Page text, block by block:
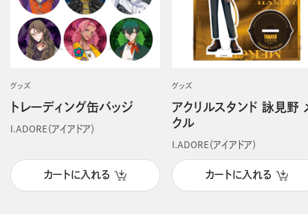
グッズ
トレーディング缶バッジ
I.ADORE（アイアドア）
カートに入れる
グッズ
アクリルスタンド 詠見野
クル
I.ADORE（アイアドア）
カートに入れる